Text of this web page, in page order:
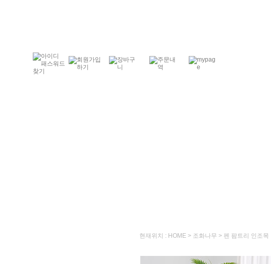
현재위치 : HOME > 조화나무 > 펜 팜트리 인조목